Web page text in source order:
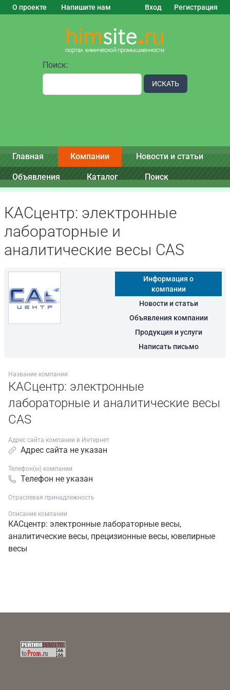
О проекте Напишите нам Вход Регистрация
Поиск:
ИСКАТЬ
Главная Компании Новости и статьи
Объявления Каталог Поиск
КАСцентр: электронные
лабораторные и
аналитические весы CAS
Информация о
компании
Новости и статьи
Объявления компании
Продукция и услуги
Написать письмо
Название компании
КАСцентр: электронные
лабораторные и аналитические весы
CAS
Адрес сайта компании в Интернет
Адрес сайта не указан
Телефон(ы) компании
Телефон не указан
Отраслевая принадлежность
Описание компании
КАСцентр: электронные лабораторные весы,
аналитические весы, прецизионные весы, ювелирные
весы